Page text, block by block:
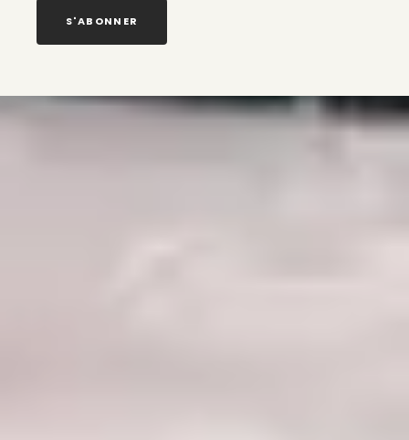
S'ABONNER